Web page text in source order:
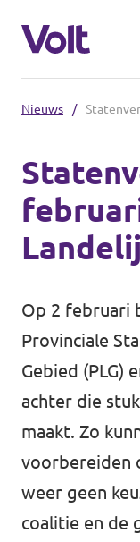
Volt
Volt Alkmaar
Volt
Volt Haarlem
Standpunten
Over Volt
Mensen
Nieuws
Agenda
Volt Haarlem
Nieuws /
Op 2 februari
Provinciale
Gebied (PLG)
achter die
maakt. Zo
voorbereiden
weer geen
coalitie en de